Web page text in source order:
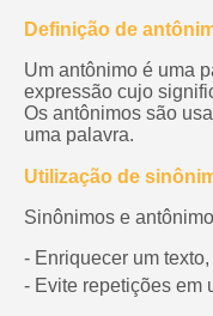
Definição de
Um antônimo é uma
expressão cujo
Os antônimos são
uma palavra.
Utilização de
Sinônimos e
- Enriquecer um
- Evite repetições em